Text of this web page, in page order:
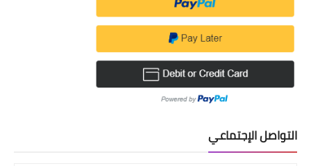
التواصل الإجتماعي